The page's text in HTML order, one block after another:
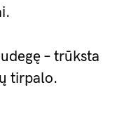
– trūksta
tirpalo.